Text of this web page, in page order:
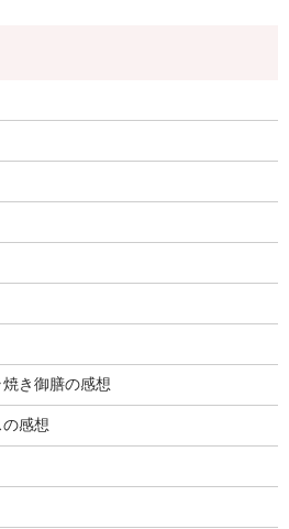
き御膳の感想
感想